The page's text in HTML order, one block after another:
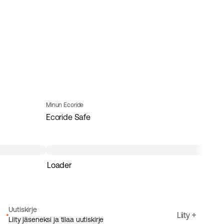
Minun Ecoride
Ecoride Safe
Loader
Uutiskirje
Liity jäseneksi ja tilaa uutiskirje
Liity